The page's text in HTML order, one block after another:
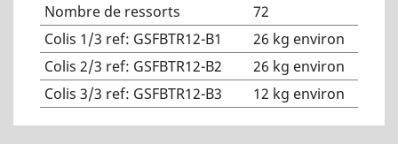
Nombre de ressorts
72
Colis 1/3 ref: GSFBTR12-B1
26 kg environ
Colis 2/3 ref: GSFBTR12-B2
26 kg environ
Colis 3/3 ref: GSFBTR12-B3
12 kg environ